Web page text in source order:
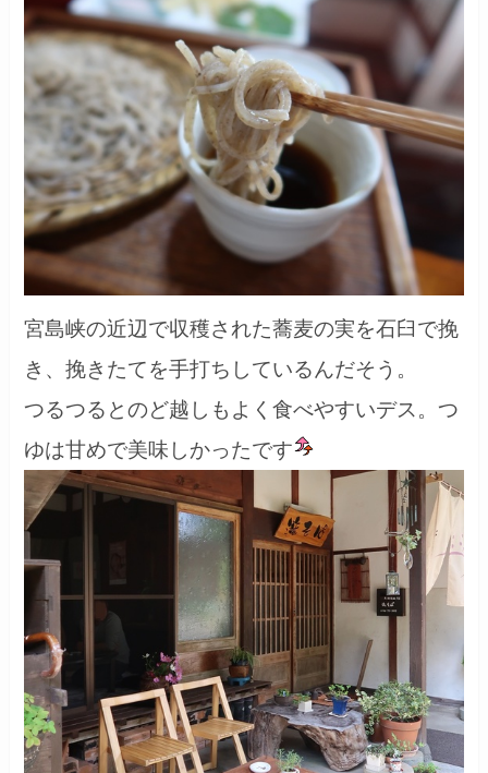
宮島峡の近辺で収穫された蕎麦の実を石臼で挽
き、挽きたてを手打ちしているんだそう。
つるつるとのど越しもよく食べやすいデス。つ
ゆは甘めで美味しかったです